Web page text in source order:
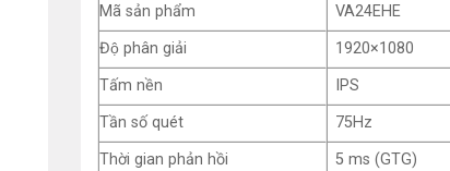
Mã sản phẩm
VA24EHE
Độ phân giải
1920×1080
Tấm nền
IPS
Tần số quét
75Hz
Thời gian phản hồi
5 ms (GTG)